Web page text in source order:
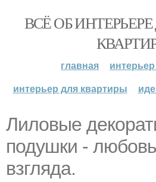
ВСЁ ОБ
главная
интерьер для квартиры
Лиловые
подушки -
взгляда.